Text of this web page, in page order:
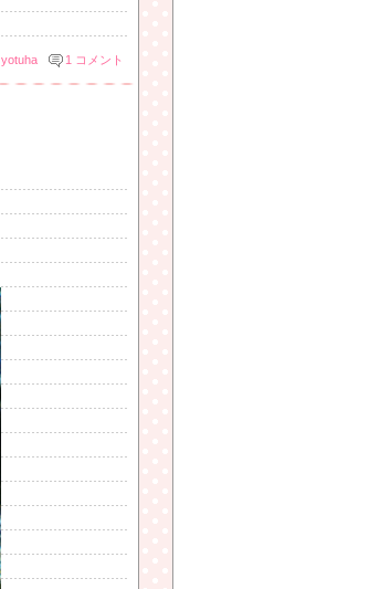
yotuha 1 コメント